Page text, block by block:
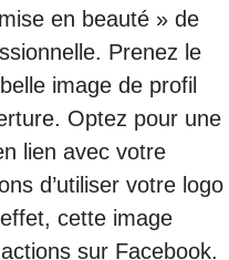
en beauté » de
Prenez le
image de profil
Optez pour une
lien avec votre
d’utiliser votre logo
cette image
sur Facebook.